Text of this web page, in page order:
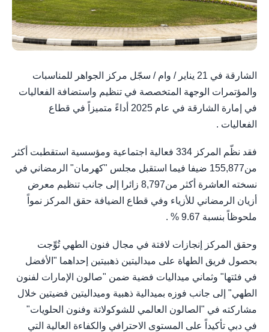
الشارقة في 21 يناير / وام / سجّل مركز الجواهر للمناسبات
والمؤتمرات الوجهة المتخصصة في تنظيم واستضافة الفعاليات
في إمارة الشارقة في عام 2025 أداءً متميزاً في قطاع
الفعاليات .
فقد نظّم المركز 334 فعالية اجتماعية ومؤسسية استقطبت أكثر
من155,877 ضيفا فيما استقبل مجلس "كهرمان" الرمضاني في
نسخته العاشرة أكثر من8,797 زائرا إلى جانب تنظيم معرض
أزيان الرمضاني للأزياء وفي قطاع الضيافة حقق المركز نمواً
ملحوظاً بنسبة 9.67 % .
وحقق المركز إنجازات لافتة في مجال فنون الطهي تُوِّجت
بحصول فريق الطهاة على ميداليتين ذهبيتين إحداهما "الأفضل
في فئتها" وثماني ميداليات فضية ضمن "صالون الإمارات لفنون
الطهي" إلى جانب فوزه بميدالية ذهبية وميداليتين فضيتين خلال
مشاركته في "الصالون العالمي للشوكولاتة وفنون الحلويات"
في دبي تأكيداً على المستوى الاحترافي والكفاءة العالية التي